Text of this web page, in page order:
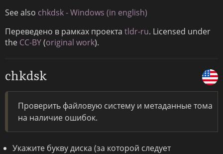
See also chkdsk - Windows (in english)
Переведено в рамках проекта tldr-ru. Licensed under
the CC-BY(original work).
chkdsk
Проверить файловую систему и метаданные тома
на наличие ошибок.
Укажите букву диска (за которой следует